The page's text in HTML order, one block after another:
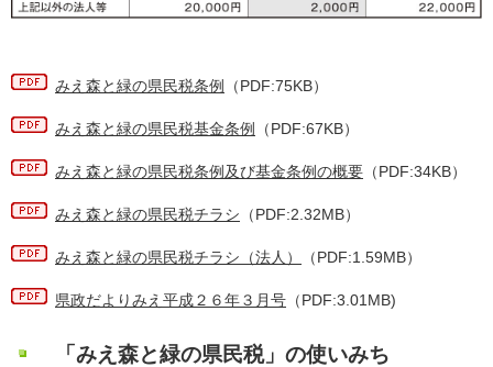
みえ森と緑の県民税条例 （PDF:75KB）
みえ森と緑の県民税基金条例 （PDF:67KB）
みえ森と緑の県民税条例及び基金条例の概要 （PDF:34KB）
みえ森と緑の県民税チラシ （PDF:2.32MB）
みえ森と緑の県民税チラシ（法人） （PDF:1.59MB）
県政だよりみえ平成２６年３月号 （PDF:3.01MB)
「みえ森と緑の県民税」の使いみち